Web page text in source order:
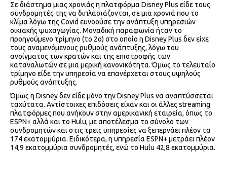
Σε διάστημα μιας χρονιάς η πλατφόρμα Disney Plus είδε τους
συνδρομητές της να διπλασιάζονται, σε μια χρονιά που το
κλίμα λόγω της Covid ευνοούσε την ανάπτυξη υπηρεσιών
οικιακής ψυχαγωγίας. Μοναδική παραφωνία ήταν το
προηγούμενο τρίμηνο (το 2ο) στο οποίο η Disney Plus δεν είχε
τους αναμενόμενους ρυθμούς ανάπτυξης, λόγω του
ανοίγματος των κρατών και της επιστροφής των
καταναλωτών σε μια μερική κανονικότητα. Όμως το τελευταίο
τρίμηνο είδε την υπηρεσία να επανέρχεται στους υψηλούς
ρυθμούς ανάπτυξης.
Όμως η Disney δεν είδε μόνο την Disney Plus να αναπτύσσεται
ταχύτατα. Αντίστοιχες επιδόσεις είχαν και οι άλλες streaming
πλατφόρμες που ανήκουν στην αμερικανική εταιρεία, όπως το
ESPN+ αλλά και το Hulu, με αποτέλεσμα το σύνολο των
συνδρομητών και στις τρεις υπηρεσίες να ξεπερνάει πλέον τα
174 εκατομμύρια. Ειδικότερα, η υπηρεσία ESPN+ μετράει πλέον
14,9 εκατομμύρια συνδρομητές, ενώ το Hulu 42,8 εκατομμύρια.